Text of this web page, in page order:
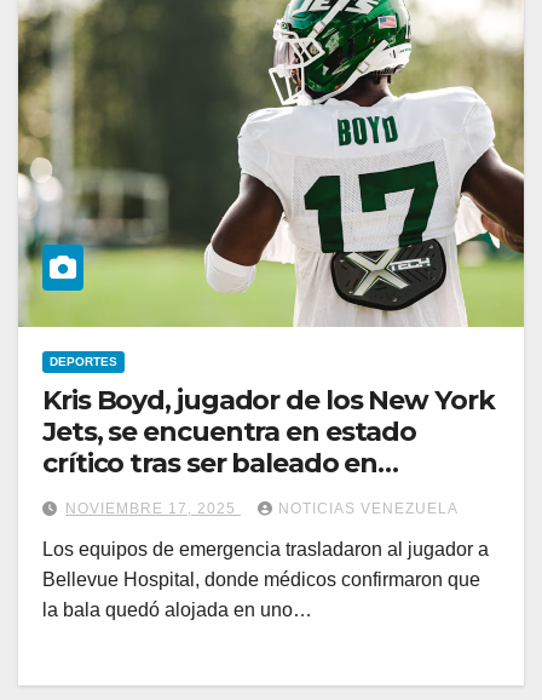
DEPORTES
Kris Boyd, jugador de los New York
Jets, se encuentra en estado
crítico tras ser baleado en
Manhattan
NOVIEMBRE 17, 2025 NOTICIAS VENEZUELA
Los equipos de emergencia trasladaron al jugador a
Bellevue Hospital, donde médicos confirmaron que
la bala quedó alojada en uno…